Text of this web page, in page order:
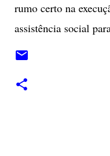
rumo certo na
assistência social